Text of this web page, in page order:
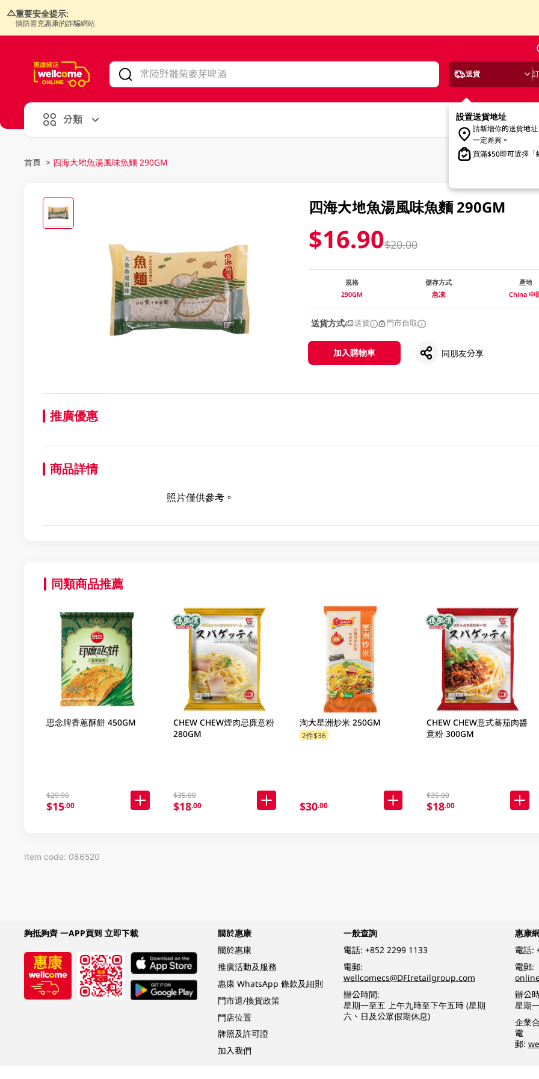
重要安全提示:
慎防冒充惠康的詐騙網站
送貨
設置送貨地址
請新增你的送貨地
一定差異。
買滿$50即可選擇「
分類
首頁 > 四海大地魚湯風味魚麵 290GM
四海大地魚湯風味魚麵 290GM
$16.90$20.00
規格
290GM
儲存方式
急凍
產地
China 中
送貨方式 送貨 門市自取
加入購物車 同朋友分享
推廣優惠
商品詳情
照片僅供參考。
同類商品推薦
思念牌香蔥酥餅 450GM
$29.90
$15.00
CHEW CHEW煙肉忌廉意粉
280GM
$35.00
$18.00
淘大星洲炒米 250GM
2件$36
$30.00
CHEW CHEW意式蕃茄肉醬
意粉 300GM
$35.00
$18.00
Item code: 086520
夠抵夠齊 一APP買到 立即下載
關於惠康
關於惠康
推廣活動及服務
惠康 WhatsApp 條款及細則
門市退/換貨政策
門店位置
牌照及許可證
加入我們
一般查詢
電話: +852 2299 1133
電郵:
wellcomecs@DFIretailgroup.com
辦公時間:
星期一至五 上午九時至下午五時 (星期
六、日及公眾假期休息)
惠康
電話:
電郵:
辦公
星期
企業
電
郵: